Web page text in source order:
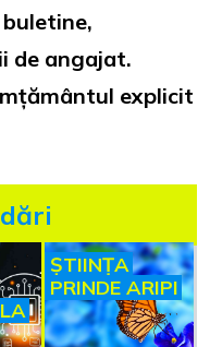
de angajat.
explicit
ȘTIINȚA
PRINDE ARIPI